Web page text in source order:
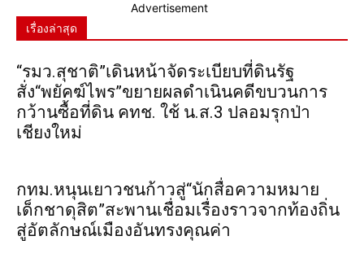
Advertisement
เรื่องล่าสุด
“รมว.สุชาติ”เดินหน้าจัดระเบียบที่ดินรัฐ
สั่ง“พยัคฆ์ไพร”ขยายผลดำเนินคดีขบวนการ
กว้านซื้อที่ดิน คทช. ใช้ น.ส.3 ปลอมรุกป่า
เชียงใหม่
กทม.หนุนเยาวชนก้าวสู่“นักสื่อความหมาย
เด็กชาดุสิต”สะพานเชื่อมเรื่องราวจากท้องถิ่น
สู่อัตลักษณ์เมืองอันทรงคุณค่า